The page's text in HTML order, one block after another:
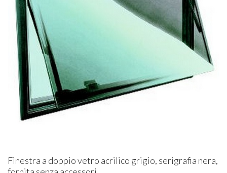
Finestra a doppio vetro acrilico grigio, serigrafia nera,